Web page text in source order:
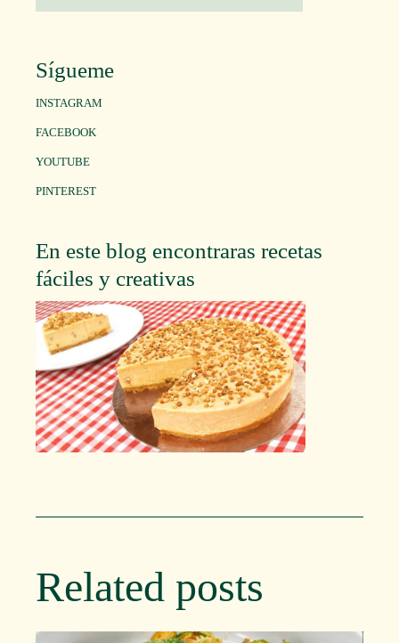
Sígueme
INSTAGRAM
FACEBOOK
YOUTUBE
PINTEREST
En este blog encontraras recetas
fáciles y creativas
Related posts